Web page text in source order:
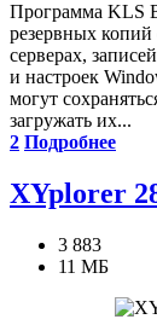
Программа KLS
резервных
серверах,
и настроек
могут
загружать их...
2 Подробнее
XYplorer
3 883
11 МБ